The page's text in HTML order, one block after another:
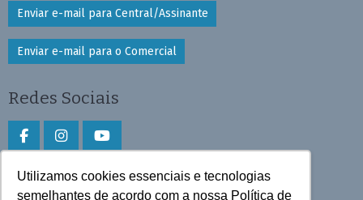
Utilizamos cookies essenciais e tecnologias
semelhantes de acordo com a nossa Política de
Enviar e-mail para Central/Assinante
Enviar e-mail para o Comercial
Redes Sociais
Faça download do aplicativo